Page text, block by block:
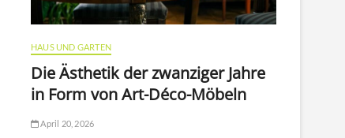
HAUS UND GARTEN
Die Ästhetik der zwanziger Jahre
in Form von Art-Déco-Möbeln
April 20, 2026